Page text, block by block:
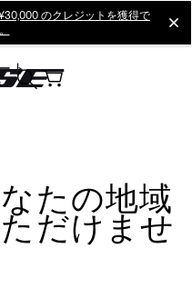
のクレジットを獲得で
ト
たの地域
だけませ